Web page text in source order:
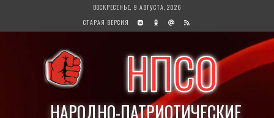
содержимому
ВОСКРЕСЕНЬЕ, 9 АВГУСТА, 2026
СТАРАЯ ВЕРСИЯ
НПСО
НАРОДНО-ПАТРИОТИЧЕСКИЕ